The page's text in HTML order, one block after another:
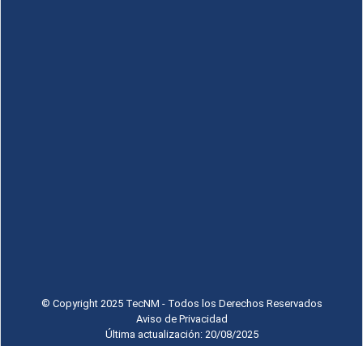
© Copyright 2025 TecNM - Todos los Derechos Reservados
Aviso de Privacidad
Última actualización: 20/08/2025